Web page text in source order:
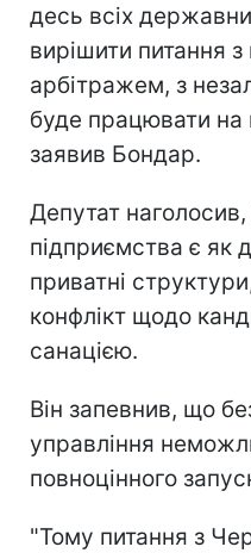
десь всіх
вирішити питання
арбітражем, з
буде працювати
заявив Бондар.
Депутат
підприємства є як
приватні
конфлікт щодо
санацією.
Він запевнив, що
управління
повноцінного
"Тому питання з